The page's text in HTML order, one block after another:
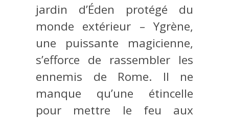
jardin d’Éden protégé du
monde extérieur – Ygrène,
une puissante magicienne,
s’efforce de rassembler les
ennemis de Rome. Il ne
manque qu’une étincelle
pour mettre le feu aux